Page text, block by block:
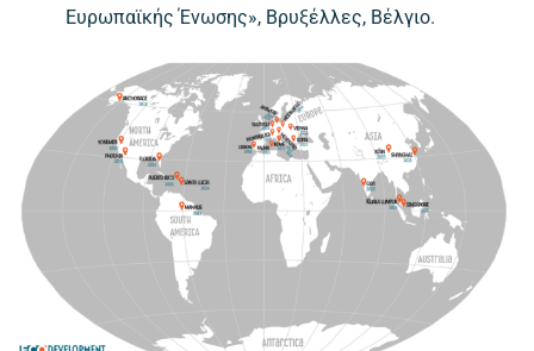
Ευρωπαϊκής Ένωσης», Βρυξέλλες, Βέλγιο.